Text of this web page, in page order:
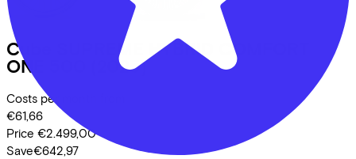
Cube
SUPREME HYBRID COMFORT
ONE 500
(2025)
Costs per month from
€61,66
Price €2.499,00
Save€642,97